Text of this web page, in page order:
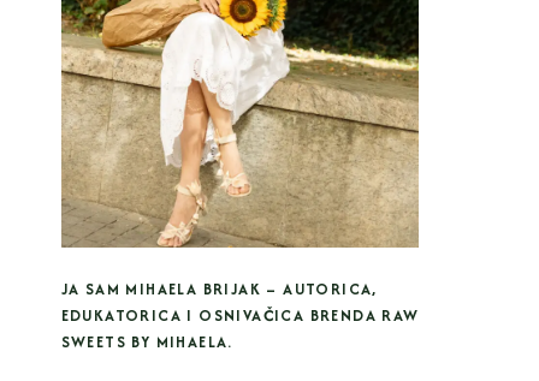
JA SAM MIHAELA BRIJAK – AUTORICA,
EDUKATORICA I OSNIVAČICA BRENDA RAW
SWEETS BY MIHAELA.